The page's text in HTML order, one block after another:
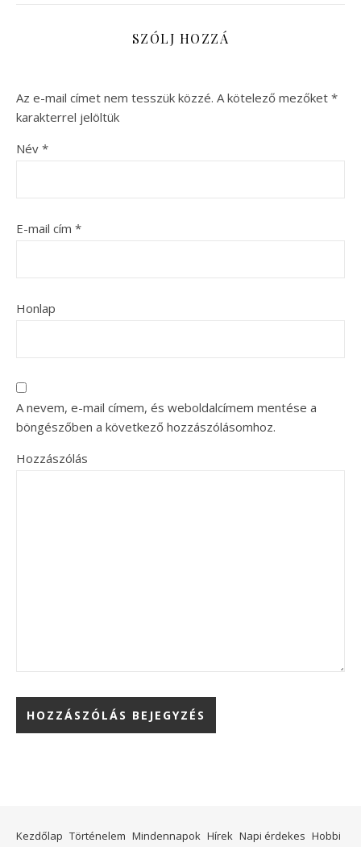
SZÓLJ HOZZÁ
Az e-mail címet nem tesszük közzé. A kötelező mezőket *
karakterrel jelöltük
Név *
E-mail cím *
Honlap
A nevem, e-mail címem, és weboldalcímem mentése a
böngészőben a következő hozzászólásomhoz.
Hozzászólás
Kezdőlap Történelem Mindennapok Hírek Napi érdekes Hobbi